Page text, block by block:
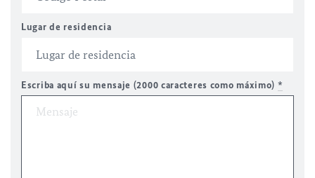
Lugar de residencia
Escriba aquí su mensaje (2000 caracteres como máximo) *